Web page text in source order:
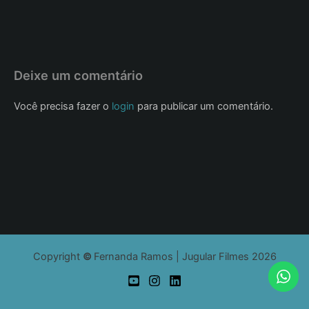
Deixe um comentário
Você precisa fazer o login para publicar um comentário.
Copyright © Fernanda Ramos | Jugular Filmes 2026